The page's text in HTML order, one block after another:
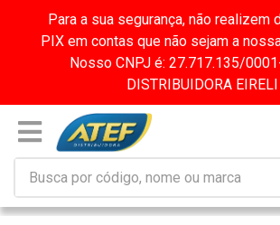
Para a sua segurança, não realizem
PIX em contas que não sejam a
Nosso CNPJ é: 27.717.135/
DISTRIBUIDORA EIRELI